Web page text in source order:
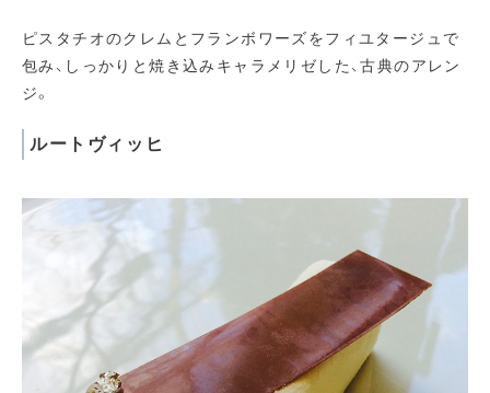
ピスタチオのクレムとフランボワーズをフィユタージュで
包み、しっかりと焼き込みキャラメリゼした、古典のアレン
ジ。
ルートヴィッヒ